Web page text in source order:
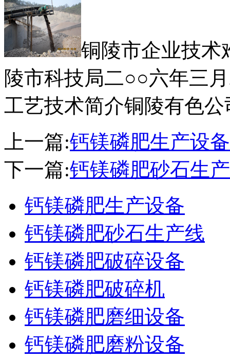
铜陵市企业技术
陵市科技局二○○六年三
工艺技术简介铜陵有色
上一篇:钙镁磷肥生产设备
下一篇:钙镁磷肥砂石生
钙镁磷肥生产设备
钙镁磷肥砂石生产线
钙镁磷肥破碎设备
钙镁磷肥破碎机
钙镁磷肥磨细设备
钙镁磷肥磨粉设备